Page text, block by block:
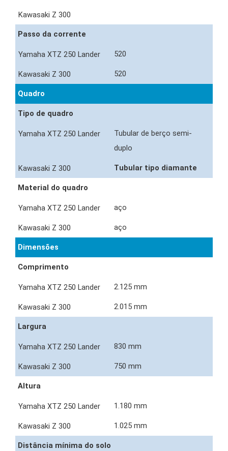
Passo da corrente
520
520
Quadro
Tipo de quadro
Tubular de berço semi-
duplo
Tubular tipo diamante
Material do quadro
aço
aço
Dimensões
Comprimento
2.125 mm
2.015 mm
Largura
830 mm
750 mm
Altura
1.180 mm
1.025 mm
Distância mínima do solo